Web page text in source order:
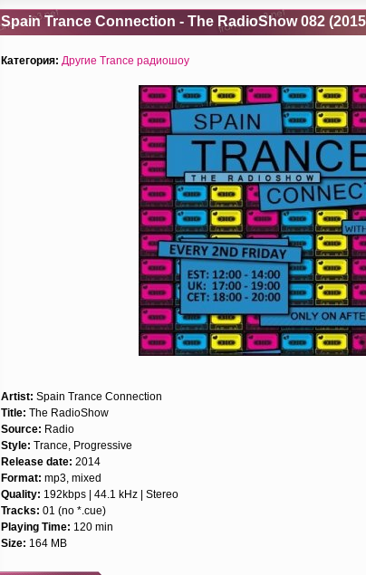
Spain Trance Connection - The RadioShow 082
Категория: Другие Trance радиошоу
Artist: Spain Trance Connection
Title: The RadioShow
Source: Radio
Style: Trance, Progressive
Release date: 2014
Format: mp3, mixed
Quality: 192kbps | 44.1 kHz | Stereo
Tracks: 01 (no *.cue)
Playing Time: 120 min
Size: 164 MB